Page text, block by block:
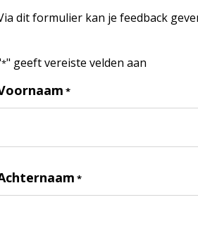
dit formulier kan je feedback
*" geeft vereiste velden aan
*
*